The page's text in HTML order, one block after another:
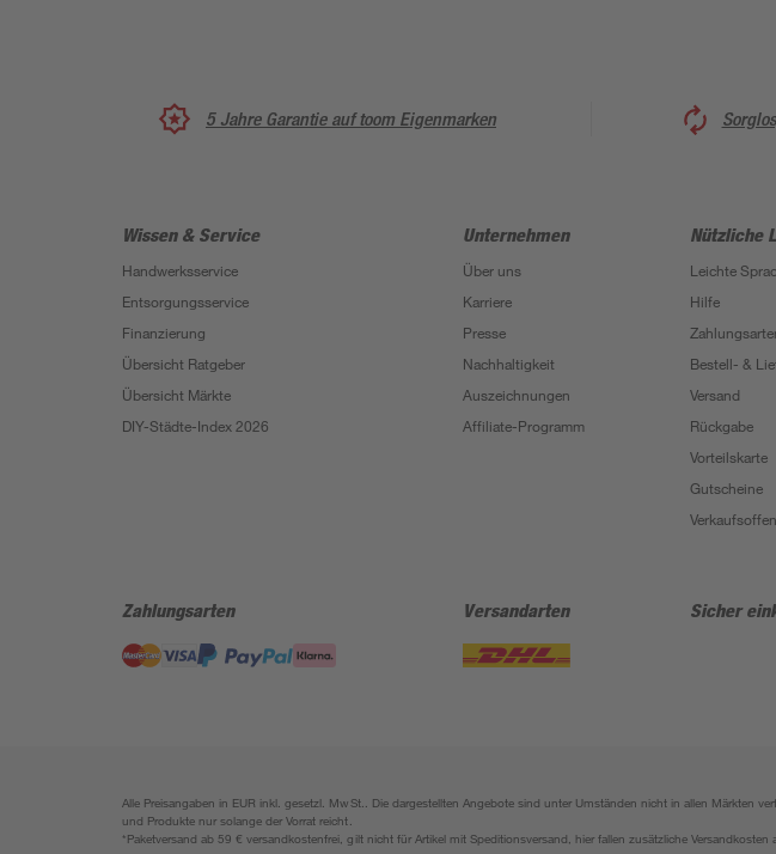
5 Jahre Garantie auf toom Eigenmarken
Wissen & Service
Handwerksservice
Entsorgungsservice
Finanzierung
Übersicht Ratgeber
Übersicht Märkte
DIY-Städte-Index 2026
Unternehmen
Über uns
Karriere
Presse
Nachhaltigkeit
Auszeichnungen
Affiliate-Programm
Nützliche
Leichte
Hilfe
Bestell- &
Versand
Rückgabe
Vorteilskarte
Gutscheine
Zahlungsarten Versandarten Sicher
Alle Preisangaben in EUR inkl. gesetzl. MwSt.. Die dargestellten Angebote sind unter Umständen nicht in allen Märkten
und Produkte nur solange der Vorrat reicht.
*Paketversand ab 59 € versandkostenfrei, gilt nicht für Artikel mit Speditionsversand, hier fallen zusätzliche Versandkosten